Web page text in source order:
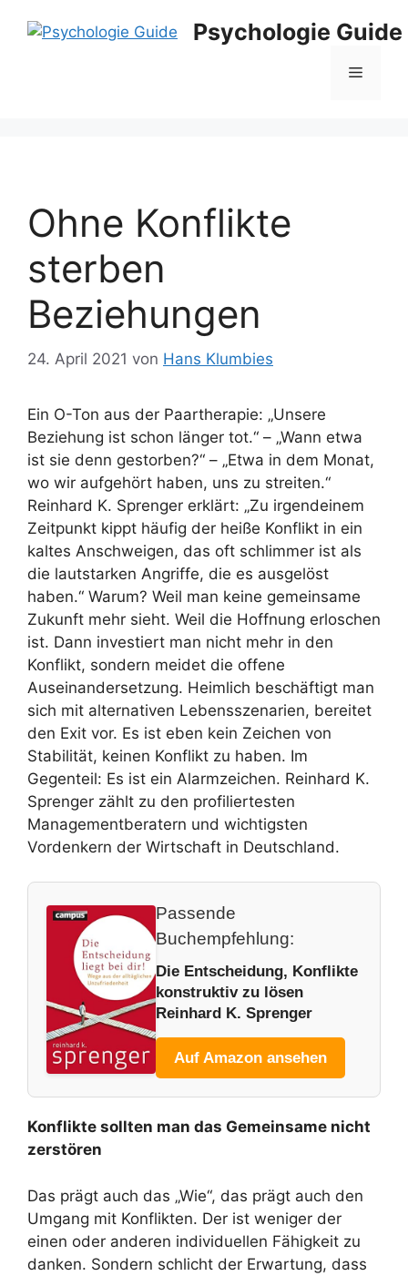
Inhalt
Psychologie Guide
Menü
Ohne Konflikte
sterben
Beziehungen
24. April 2021 von Hans Klumbies
Ein O-Ton aus der Paartherapie: „Unsere
Beziehung ist schon länger tot.“ – „Wann etwa
ist sie denn gestorben?“ – „Etwa in dem Monat,
wo wir aufgehört haben, uns zu streiten.“
Reinhard K. Sprenger erklärt: „Zu irgendeinem
Zeitpunkt kippt häufig der heiße Konflikt in ein
kaltes Anschweigen, das oft schlimmer ist als
die lautstarken Angriffe, die es ausgelöst
haben.“ Warum? Weil man keine gemeinsame
Zukunft mehr sieht. Weil die Hoffnung erloschen
ist. Dann investiert man nicht mehr in den
Konflikt, sondern meidet die offene
Auseinandersetzung. Heimlich beschäftigt man
sich mit alternativen Lebensszenarien, bereitet
den Exit vor. Es ist eben kein Zeichen von
Stabilität, keinen Konflikt zu haben. Im
Gegenteil: Es ist ein Alarmzeichen. Reinhard K.
Sprenger zählt zu den profiliertesten
Managementberatern und wichtigsten
Vordenkern der Wirtschaft in Deutschland.
Passende
Buchempfehlung:
Die Entscheidung, Konflikte
konstruktiv zu lösen
Reinhard K. Sprenger
Auf Amazon ansehen
Konflikte sollten man das Gemeinsame nicht
zerstören
Das prägt auch das „Wie“, das prägt auch den
Umgang mit Konflikten. Der ist weniger der
einen oder anderen individuellen Fähigkeit zu
danken. Sondern schlicht der Erwartung, dass